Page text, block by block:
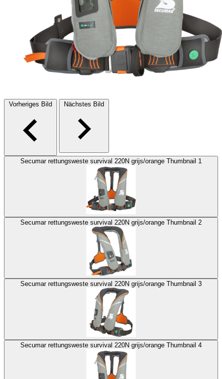
Vorheriges Bild Nächstes Bild
Secumar rettungsweste survival 220N grijs/orange Thumbnail 1
Secumar rettungsweste survival 220N grijs/orange Thumbnail 2
Secumar rettungsweste survival 220N grijs/orange Thumbnail 3
Secumar rettungsweste survival 220N grijs/orange Thumbnail 4